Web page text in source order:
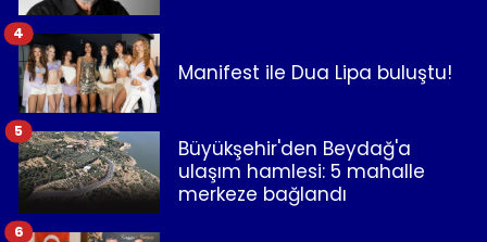
Manifest ile Dua Lipa buluştu!
4
Büyükşehir'den Beydağ'a
ulaşım hamlesi: 5 mahalle
merkeze bağlandı
5
6